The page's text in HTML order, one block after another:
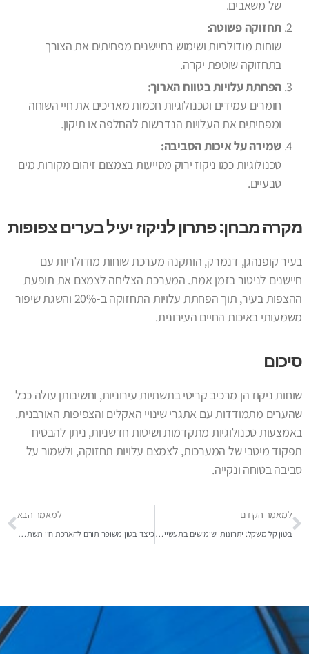
של משאבים.
תחזוקה פשוטה:
שוחות מודולריות ושימוש בחיישנים מפחיתים את הצורך
בתחזוקה שוטפת יקרה.
הפחתת עלויות בטווח הארוך:
חומרים עמידים וטכנולוגיות חכמות מאריכים את חיי השוחה
ומפחיתים את העלויות הנדרשות להחלפה או תיקון.
שמירה על איכות הסביבה:
טכנולוגיות כמו ניקוז ירוק מסייעות בצמצום זיהום מקורות מים
טבעיים.
מקרה מבחן: פתרון לניקוז יעיל בערים צפופות
בעיר קופנהגן, דנמרק, הותקנה מערכת שוחות מודולריות עם
חיישנים לניטור בזמן אמת. המערכת הצליחה לצמצם את תופעת
ההצפות בעיר, תוך הפחתת עלויות התחזוקה ב-20% והשגת שיפור
משמעותי באיכות החיים העירונית.
סיכום
שוחות ניקוז הן מרכיב קריטי בתשתיות עירוניות, וחשיבותן עולה ככל
שהערים מתמודדות עם אתגרי שינויי האקלים והצפיפות האורבנית.
באמצעות טכנולוגיות מתקדמות ושיטות חדשניות, ניתן להבטיח
תפקוד מיטבי של המערכות, לצמצם עלויות תחזוקה, ולשמור על
סביבה בטוחה ונקייה.
למאמר הקודם
בטון קל משקל: יתרונות ושימושים בתעשייה המודרנית
למאמר הבא
כיצד בטון משופר תורם להארכת חיי תשתיות חשמל?